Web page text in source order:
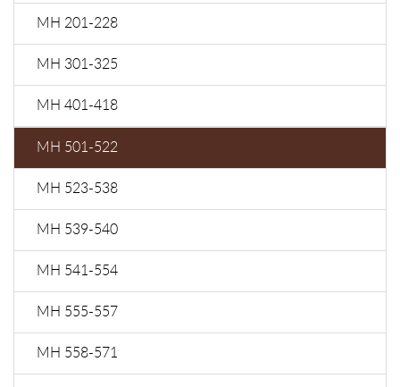
МН 201-228
МН 301-325
МН 401-418
МН 501-522
МН 523-538
МН 539-540
МН 541-554
МН 555-557
МН 558-571